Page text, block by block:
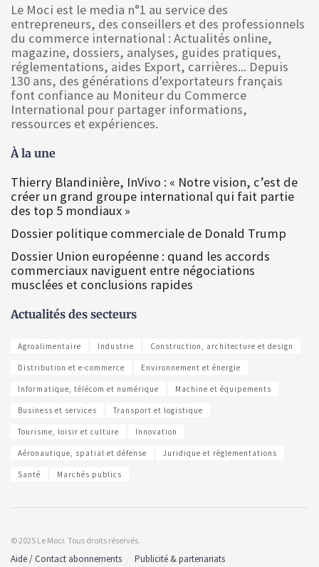
Le Moci est le media n°1 au service des
entrepreneurs, des conseillers et des professionnels
du commerce international : Actualités online,
magazine, dossiers, analyses, guides pratiques,
réglementations, aides Export, carrières... Depuis
130 ans, des générations d'exportateurs français
font confiance au Moniteur du Commerce
International pour partager informations,
ressources et expériences.
À la une
Thierry Blandinière, InVivo : « Notre vision, c’est de
créer un grand groupe international qui fait partie
des top 5 mondiaux »
Dossier politique commerciale de Donald Trump
Dossier Union européenne : quand les accords
commerciaux naviguent entre négociations
musclées et conclusions rapides
Actualités des secteurs
Agroalimentaire Industrie Construction, architecture et design
Distribution et e-commerce Environnement et énergie
Informatique, télécom et numérique Machine et équipements
Business et services Transport et logistique
Tourisme, loisir et culture Innovation
Aéronautique, spatial et défense Juridique et règlementations
Santé Marchés publics
© 2025 Le Moci. Tous droits réservés.
Aide / Contact abonnements
Publicité & partenariats